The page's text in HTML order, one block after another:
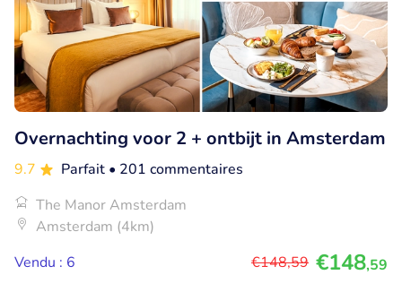
Overnachting voor 2 + ontbijt in Amsterdam
9.7 Parfait • 201 commentaires
The Manor Amsterdam
Amsterdam (4km)
Vendu : 6
€148,59 €148,59